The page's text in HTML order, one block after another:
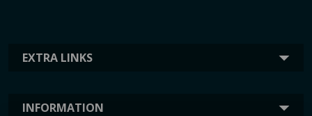
EXTRA LINKS
INFORMATION